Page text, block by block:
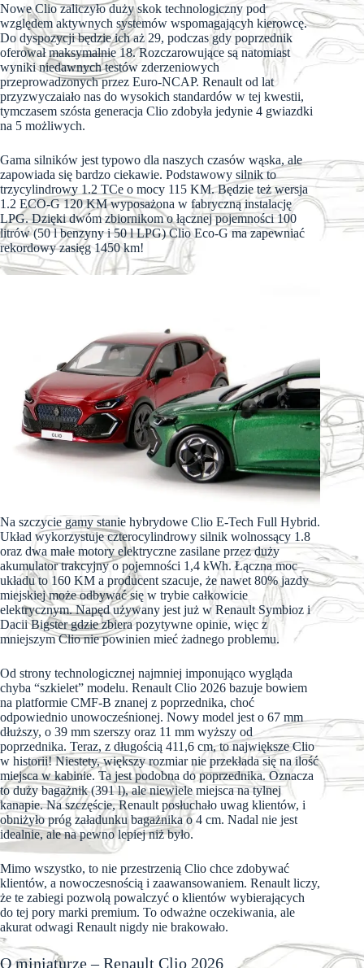
Nowe Clio zaliczyło duży skok technologiczny pod
względem aktywnych systemów wspomagającyh kierowcę.
Do dyspozycji będzie ich aż 29, podczas gdy poprzednik
oferował maksymalnie 18. Rozczarowujące są natomiast
wyniki niedawnych testów zderzeniowych
przeprowadzonych przez Euro-NCAP. Renault od lat
przyzwyczaiało nas do wysokich standardów w tej kwestii,
tymczasem szósta generacja Clio zdobyła jedynie 4 gwiazdki
na 5 możliwych.
Gama silników jest typowo dla naszych czasów wąska, ale
zapowiada się bardzo ciekawie. Podstawowy silnik to
trzycylindrowy 1.2 TCe o mocy 115 KM. Będzie też wersja
1.2 ECO-G 120 KM wyposażona w fabryczną instalację
LPG. Dzięki dwóm zbiornikom o łącznej pojemności 100
litrów (50 l benzyny i 50 l LPG) Clio Eco-G ma zapewniać
rekordowy zasięg 1450 km!
Na szczycie gamy stanie hybrydowe Clio E-Tech Full Hybrid.
Układ wykorzystuje czterocylindrowy silnik wolnossący 1.8
oraz dwa małe motory elektryczne zasilane przez duży
akumulator trakcyjny o pojemności 1,4 kWh. Łączna moc
układu to 160 KM a producent szacuje, że nawet 80% jazdy
miejskiej może odbywać się w trybie całkowicie
elektrycznym. Napęd używany jest już w Renault Symbioz i
Dacii Bigster gdzie zbiera pozytywne opinie, więc z
mniejszym Clio nie powinien mieć żadnego problemu.
Od strony technologicznej najmniej imponująco wygląda
chyba “szkielet” modelu. Renault Clio 2026 bazuje bowiem
na platformie CMF-B znanej z poprzednika, choć
odpowiednio unowocześnionej. Nowy model jest o 67 mm
dłuższy, o 39 mm szerszy oraz 11 mm wyższy od
poprzednika. Teraz, z długością 411,6 cm, to największe Clio
w historii! Niestety, większy rozmiar nie przekłada się na ilość
miejsca w kabinie. Ta jest podobna do poprzednika. Oznacza
to duży bagażnik (391 l), ale niewiele miejsca na tylnej
kanapie. Na szczęście, Renault posłuchało uwag klientów, i
obniżyło próg załadunku bagażnika o 4 cm. Nadal nie jest
idealnie, ale na pewno lepiej niż było.
Mimo wszystko, to nie przestrzenią Clio chce zdobywać
klientów, a nowoczesnością i zaawansowaniem. Renault liczy,
że te zabiegi pozwolą powalczyć o klientów wybierających
do tej pory marki premium. To odważne oczekiwania, ale
akurat odwagi Renault nigdy nie brakowało.
O miniaturze – Renault Clio 2026